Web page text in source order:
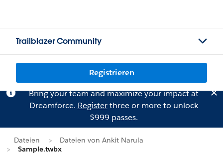
Trailblazer Community
Registrieren
Bring your team and maximize your impact at
Dreamforce. Registerthree or more to unlock
$999 passes.
Dateien
Dateien von Ankit Narula
Sample.twbx